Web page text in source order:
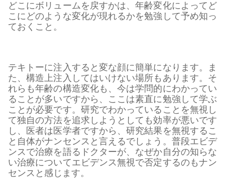
どこにボリュームを戻すかは、年齢変化によってど
こにどのような変化が現れるかを勉強して予め知っ
ておくこと。
テキトーに注入すると変な顔に簡単になります。ま
た、構造上注入してはいけない場所もあります。そ
れらも年齢の構造変化も、今は学問的にわかってい
ることが多いですから、ここは素直に勉強して学ぶ
ことが必要です。研究でわかっていることを無視し
て独自の方法を追求しようとしても効率が悪いです
し、医者は医学者ですから、研究結果を無視するこ
と自体がナンセンスと言えるでしょう。普段エビデ
ンスで治療を語るドクターが、なぜか自分の知らな
い治療についてエビデンス無視で否定するのもナン
センスと感じます。